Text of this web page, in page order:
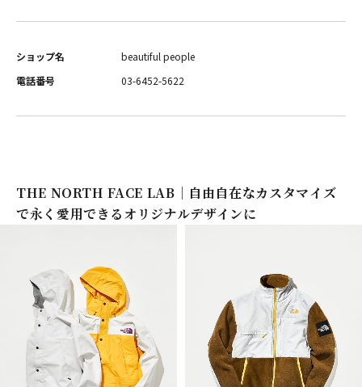
ショップ名
beautiful people
電話番号
03-6452-5622
THE NORTH FACE LAB｜自由自在なカスタマイズ
で永く愛用できるオリジナルデザインに